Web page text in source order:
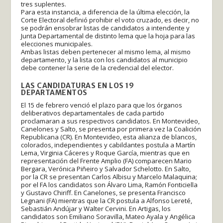
tres suplentes.
Para esta instancia, a diferencia de la última elección, la
Corte Electoral definió prohibir el voto cruzado, es decir, no
se podrán ensobrar listas de candidatos a intendente y
Junta Departamental de distinto lema que la hoja para las
elecciones municipales.
Ambas listas deben pertenecer al mismo lema, al mismo
departamento, y la lista con los candidatos al municipio
debe contener la serie de la credencial del elector.
LAS CANDIDATURAS EN LOS 19
DEPARTAMENTOS
El 15 de febrero venció el plazo para que los órganos
deliberativos departamentales de cada partido
proclamaran a sus respectivos candidatos. En Montevideo,
Canelones y Salto, se presenta por primera vez la Coalición
Republicana (CR). En Montevideo, esta alianza de blancos,
colorados, independientes y cabildantes postula a Martín
Lema, Virginia Cáceres y Roque García, mientras que en
representación del Frente Amplio (FA) comparecen Mario
Bergara, Verónica Piñeiro y Salvador Schelotto. En Salto,
por la CR se presentan Carlos Albisu y Marcelo Malaquina;
por el FA los candidatos son Álvaro Lima, Ramón Fonticiella
y Gustavo Chiriff. En Canelones, se presenta Francisco
Legnani (FA) mientras que la CR postula a Alfonso Lereté,
Sebastián Andújar y Walter Cervini. En Artigas, los
candidatos son Emiliano Soravilla, Mateo Ayala y Angélica